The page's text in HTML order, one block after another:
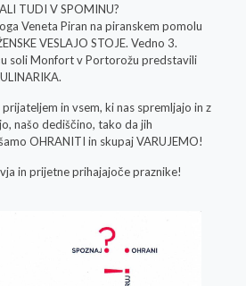
TUDI V SPOMINU?
Veneta Piran na piranskem pomolu
VESLAJO STOJE. Vedno 3.
soli Monfort v Portorožu predstavili
in vsem, ki nas spremljajo in z
našo dediščino, tako da jih
OHRANITI in skupaj VARUJEMO!
in prijetne prihajajoče praznike!